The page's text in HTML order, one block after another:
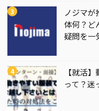
ノジマが
体何？ど
疑問を一
【就活
って？迷